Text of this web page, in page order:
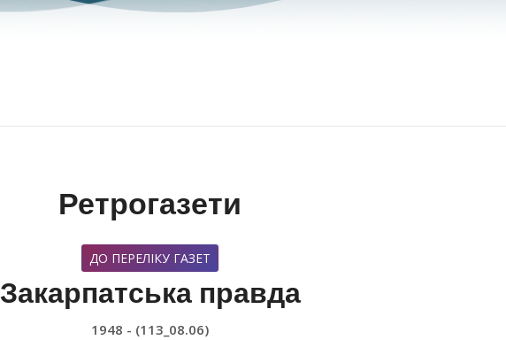
Ретрогазети
ДО ПЕРЕЛІКУ ГАЗЕТ
Закарпатська правда
1948 - (113_08.06)